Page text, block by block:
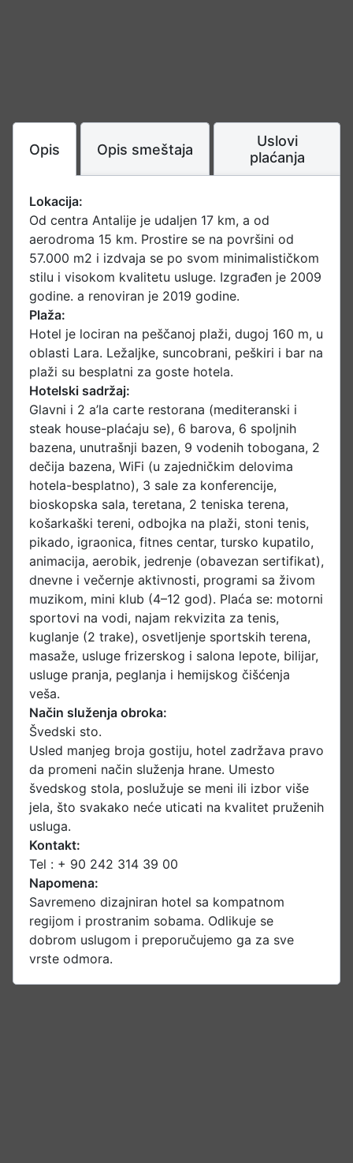
Opis Opis smeštaja
Uslovi
plaćanja
Lokacija:
Od centra Antalije je udaljen 17 km, a od
aerodroma 15 km. Prostire se na površini od
57.000 m2 i izdvaja se po svom minimalističkom
stilu i visokom kvalitetu usluge. Izgrađen je 2009
godine. a renoviran je 2019 godine.
Plaža:
Hotel je lociran na peščanoj plaži, dugoj 160 m, u
oblasti Lara. Ležaljke, suncobrani, peškiri i bar na
plaži su besplatni za goste hotela.
Hotelski sadržaj:
Glavni i 2 a’la carte restorana (mediteranski i
steak house-plaćaju se), 6 barova, 6 spoljnih
bazena, unutrašnji bazen, 9 vodenih tobogana, 2
dečija bazena, WiFi (u zajedničkim delovima
hotela-besplatno), 3 sale za konferencije,
bioskopska sala, teretana, 2 teniska terena,
košarkaški tereni, odbojka na plaži, stoni tenis,
pikado, igraonica, fitnes centar, tursko kupatilo,
animacija, aerobik, jedrenje (obavezan sertifikat),
dnevne i večernje aktivnosti, programi sa živom
muzikom, mini klub (4–12 god). Plaća se: motorni
sportovi na vodi, najam rekvizita za tenis,
kuglanje (2 trake), osvetljenje sportskih terena,
masaže, usluge frizerskog i salona lepote, bilijar,
usluge pranja, peglanja i hemijskog čišćenja
veša.
Način služenja obroka:
Švedski sto.
Usled manjeg broja gostiju, hotel zadržava pravo
da promeni način služenja hrane. Umesto
švedskog stola, poslužuje se meni ili izbor više
jela, što svakako neće uticati na kvalitet pruženih
usluga.
Kontakt:
Tel : + 90 242 314 39 00
Napomena:
Savremeno dizajniran hotel sa kompatnom
regijom i prostranim sobama. Odlikuje se
dobrom uslugom i preporučujemo ga za sve
vrste odmora.